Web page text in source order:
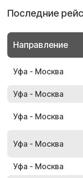
Последние
Направление
Уфа - Москва
Уфа - Москва
Уфа - Москва
Уфа - Москва
Уфа - Москва